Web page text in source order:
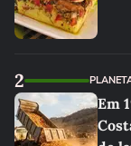
2
Em